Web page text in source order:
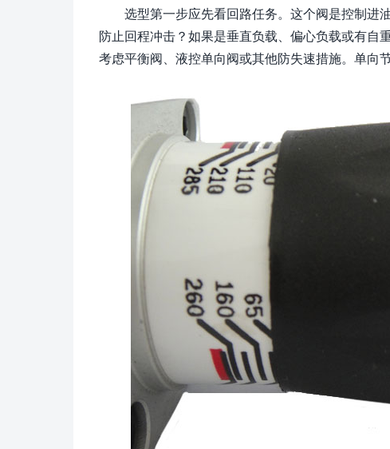
选型第一步应先看回路任务。这个阀是控制进
防止回程冲击？如果是垂直负载、偏心负载或有自
考虑平衡阀、液控单向阀或其他防失速措施。单向